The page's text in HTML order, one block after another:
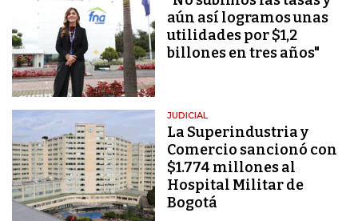
aún así logramos unas
utilidades por $1,2
billones en tres años"
JUDICIAL
La Superindustria y
Comercio sancionó con
$1.774 millones al
Hospital Militar de
Bogotá